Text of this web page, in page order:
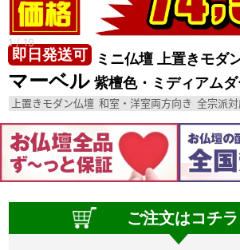
1/19
即日発送可 ミニ仏壇 上置きモダ
マーベル 紫檀色・ミディアム
上置きモダン仏壇 和室・洋室両方向き 全宗派
ご注文はコチラ